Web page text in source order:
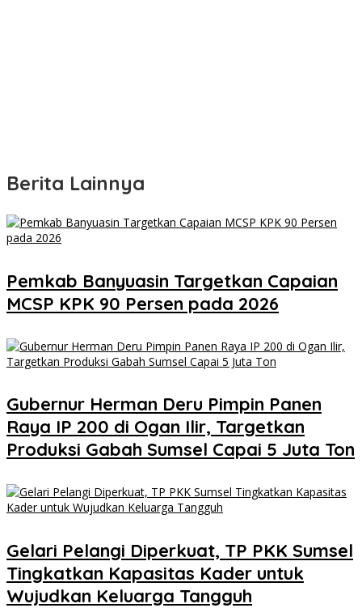
Berita Lainnya
Pemkab Banyuasin Targetkan Capaian
MCSP KPK 90 Persen pada 2026
Gubernur Herman Deru Pimpin Panen
Raya IP 200 di Ogan Ilir, Targetkan
Produksi Gabah Sumsel Capai 5 Juta Ton
Gelari Pelangi Diperkuat, TP PKK Sumsel
Tingkatkan Kapasitas Kader untuk
Wujudkan Keluarga Tangguh